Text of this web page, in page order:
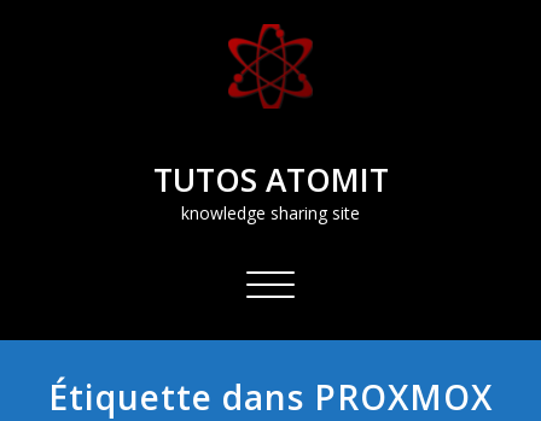
TUTOS ATOMIT
knowledge sharing site
Afficher/masquer
navigation
Étiquette dans PROXMOX